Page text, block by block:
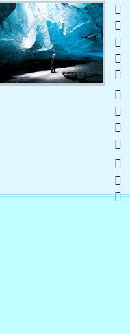
   